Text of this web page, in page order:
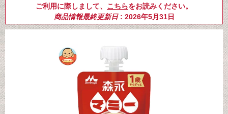
ご利用に際しまして、 こちらをお読みください。
商品情報最終更新日: 2026年5月31日